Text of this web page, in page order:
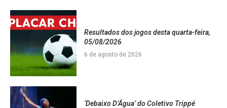
Resultados dos jogos desta quarta-feira,
05/08/2026
6 de agosto de 2026
‘Debaixo D’Água’ do Coletivo Trippé